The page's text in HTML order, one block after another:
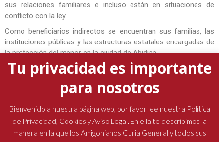
sus relaciones familiares e incluso están en situaciones de
conflicto con la ley.
Como beneficiarios indirectos se encuentran sus familias, las
instituciones públicas y las estructuras estatales encargadas de
la protección del menor en la ciudad de Abidjan.
El objetivo del proyecto es contribuir a la reducción de jóvenes
en situación de extrema vulnerabilidad y en riesgo de exclusión,
ODS 1 de la Agenda 2030 sobre el Desarrollo Sostenible. Nuestro
jóvenes y adolescentes (25% mujeres) a través de un plan de
protección personalizado que incluye su alfabetización e
incorporación en el sistema educativo formal y la capacitación
Tu privacidad es importante
para nosotros
Bienvenido a nuestra página web, por favor lee nuestra Política
de Privacidad, Cookies y Aviso Legal. En ella te describimos la
manera en la que los Amigonianos Curia General y todos sus